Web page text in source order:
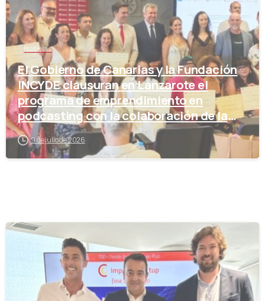
Noticias
El Gobierno de Canarias y la Fundación
INCYDE clausuran en Lanzarote el
programa de emprendimiento en
podcasting con la colaboración de la
Cámara de Comercio
9 de julio de 2026